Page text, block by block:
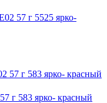
57 г 5525 ярко-
г 583 ярко- красный